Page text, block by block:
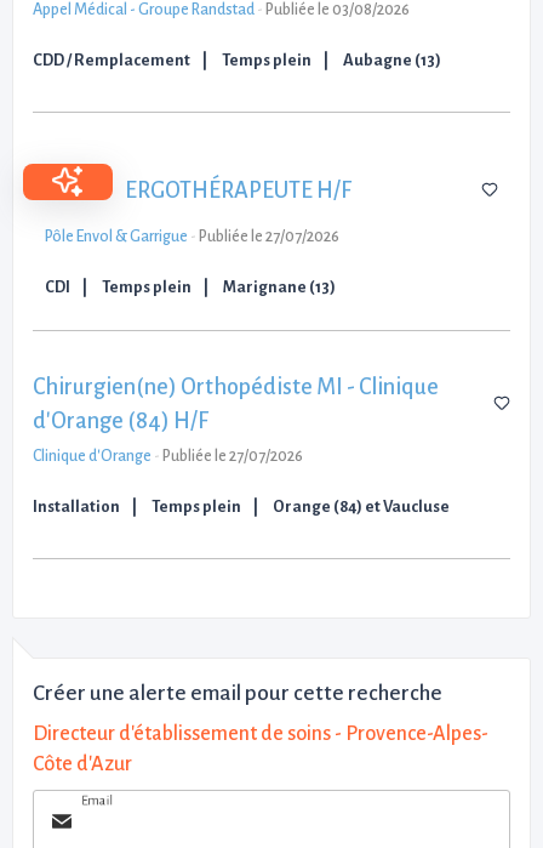
Appel Médical - Groupe Randstad - Publiée le 03/08/2026
CDD / Remplacement Temps plein Aubagne (13)
ERGOTHÉRAPEUTE H/F
Pôle Envol & Garrigue - Publiée le 27/07/2026
CDI Temps plein Marignane (13)
Chirurgien(ne) Orthopédiste MI - Clinique
d'Orange (84) H/F
Clinique d'Orange - Publiée le 27/07/2026
Installation Temps plein Orange (84) et Vaucluse
Créer une alerte email pour cette recherche
Directeur d'établissement de soins - Provence-Alpes-
Côte d'Azur
Email